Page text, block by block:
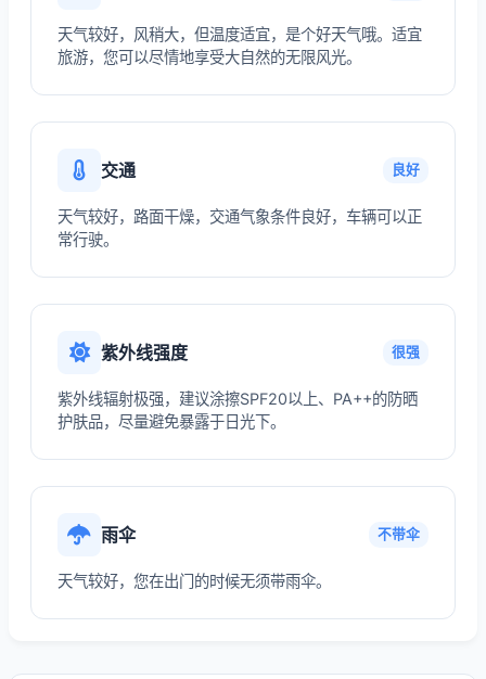
天气较好，风稍大，但温度适宜，是个好天气哦。适宜
旅游，您可以尽情地享受大自然的无限风光。
交通 良好
天气较好，路面干燥，交通气象条件良好，车辆可以正
常行驶。
紫外线强度 很强
紫外线辐射极强，建议涂擦SPF20以上、PA++的防晒
护肤品，尽量避免暴露于日光下。
雨伞 不带伞
天气较好，您在出门的时候无须带雨伞。